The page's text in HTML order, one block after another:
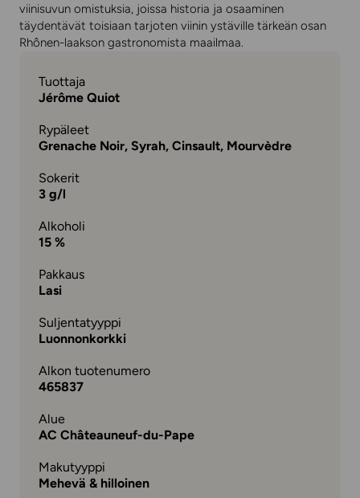
viinisuvun omistuksia, joissa historia ja osaaminen
täydentävät toisiaan tarjoten viinin ystäville tärkeän osan
Rhônen-laakson gastronomista maailmaa.
Tuottaja
Jérôme Quiot
Rypäleet
Grenache Noir, Syrah, Cinsault, Mourvèdre
Sokerit
3 g/l
Alkoholi
15 %
Pakkaus
Lasi
Suljentatyyppi
Luonnonkorkki
Alkon tuotenumero
465837
Alue
AC Châteauneuf-du-Pape
Makutyyppi
Mehevä & hilloinen